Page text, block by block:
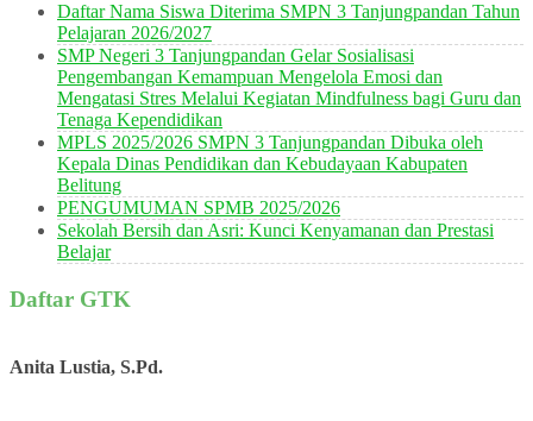
Daftar Nama Siswa Diterima SMPN 3 Tanjungpandan Tahun
Pelajaran 2026/2027
SMP Negeri 3 Tanjungpandan Gelar Sosialisasi
Pengembangan Kemampuan Mengelola Emosi dan
Mengatasi Stres Melalui Kegiatan Mindfulness bagi Guru dan
Tenaga Kependidikan
MPLS 2025/2026 SMPN 3 Tanjungpandan Dibuka oleh
Kepala Dinas Pendidikan dan Kebudayaan Kabupaten
Belitung
PENGUMUMAN SPMB 2025/2026
Sekolah Bersih dan Asri: Kunci Kenyamanan dan Prestasi
Belajar
Daftar GTK
Anita Lustia, S.Pd.